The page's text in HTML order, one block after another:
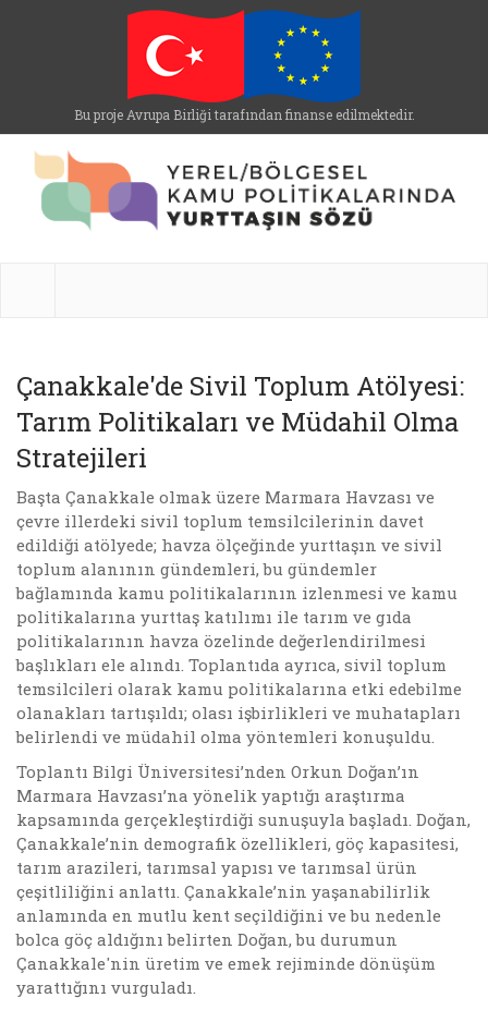
Bu proje Avrupa Birliği tarafından finanse edilmektedir.
Çanakkale'de Sivil Toplum Atölyesi:
Tarım Politikaları ve Müdahil Olma
Stratejileri
Başta Çanakkale olmak üzere Marmara Havzası ve
çevre illerdeki sivil toplum temsilcilerinin davet
edildiği atölyede; havza ölçeğinde yurttaşın ve sivil
toplum alanının gündemleri, bu gündemler
bağlamında kamu politikalarının izlenmesi ve kamu
politikalarına yurttaş katılımı ile tarım ve gıda
politikalarının havza özelinde değerlendirilmesi
başlıkları ele alındı. Toplantıda ayrıca, sivil toplum
temsilcileri olarak kamu politikalarına etki edebilme
olanakları tartışıldı; olası işbirlikleri ve muhatapları
belirlendi ve müdahil olma yöntemleri konuşuldu.
Toplantı Bilgi Üniversitesi’nden Orkun Doğan’ın
Marmara Havzası’na yönelik yaptığı araştırma
kapsamında gerçekleştirdiği sunuşuyla başladı. Doğan,
Çanakkale’nin demografik özellikleri, göç kapasitesi,
tarım arazileri, tarımsal yapısı ve tarımsal ürün
çeşitliliğini anlattı. Çanakkale’nin yaşanabilirlik
anlamında en mutlu kent seçildiğini ve bu nedenle
bolca göç aldığını belirten Doğan, bu durumun
Çanakkale'nin üretim ve emek rejiminde dönüşüm
yarattığını vurguladı.